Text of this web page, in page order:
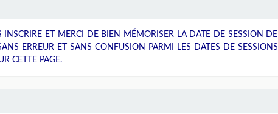
ET MERCI DE BIEN MÉMORISER LA DATE DE SESSION DE
ERREUR ET SANS CONFUSION PARMI LES DATES DE SESSIONS
CETTE PAGE.